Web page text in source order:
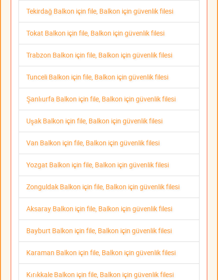
Tekirdağ Balkon için file, Balkon için güvenlik filesi
Tokat Balkon için file, Balkon için güvenlik filesi
Trabzon Balkon için file, Balkon için güvenlik filesi
Tunceli Balkon için file, Balkon için güvenlik filesi
Şanlıurfa Balkon için file, Balkon için güvenlik filesi
Uşak Balkon için file, Balkon için güvenlik filesi
Van Balkon için file, Balkon için güvenlik filesi
Yozgat Balkon için file, Balkon için güvenlik filesi
Zonguldak Balkon için file, Balkon için güvenlik filesi
Aksaray Balkon için file, Balkon için güvenlik filesi
Bayburt Balkon için file, Balkon için güvenlik filesi
Karaman Balkon için file, Balkon için güvenlik filesi
Kırıkkale Balkon için file, Balkon için güvenlik filesi